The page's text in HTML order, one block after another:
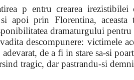
p entru crearea
apoi prin Florentina, aceasta
dramaturgului
descompunere: victimele
de a fi in stare sa-si
tragic, dar pastrandu-si